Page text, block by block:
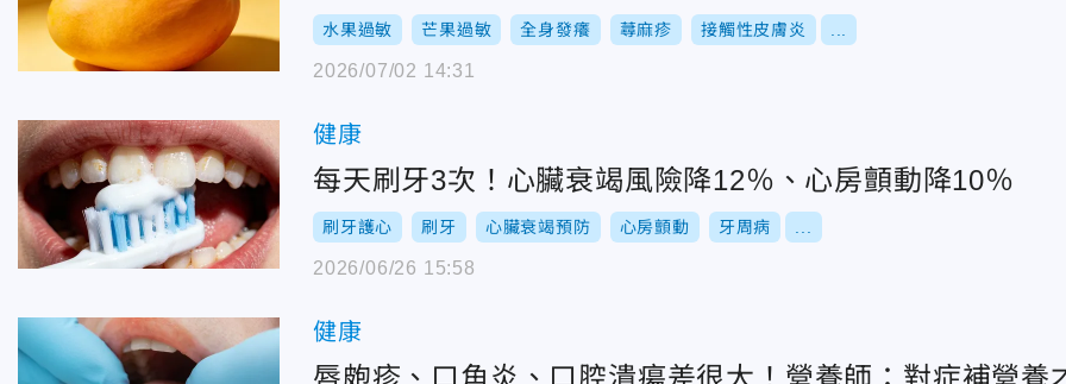
水果過敏 芒果過敏 全身發癢 蕁麻疹 接觸性皮膚炎
2026/07/02 14:31
健康
每天刷牙3次！心臟衰竭風險降12％、心房顫動降10％
刷牙護心 刷牙 心臟衰竭預防 心房顫動 牙周病
2026/06/26 15:58
健康
唇皰疹、口角炎、口腔潰瘍差很大！營養師：對症補營養